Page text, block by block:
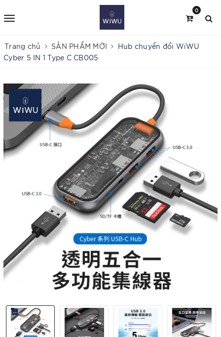
0
Trang chủ SẢN PHẨM MỚI
Hub chuyển đổi WiWU
Cyber 5 IN 1 Type C CB005